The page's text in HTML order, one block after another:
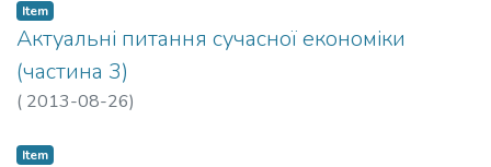
Item
Актуальні питання сучасної економіки
(частина 3)
( 2013-08-26)
Item